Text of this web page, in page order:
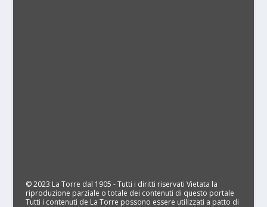
© 2023 La Torre dal 1905 - Tutti i diritti riservati Vietata la
riproduzione parziale o totale dei contenuti di questo portale
Tutti i contenuti de La Torre possono essere utilizzati a patto di